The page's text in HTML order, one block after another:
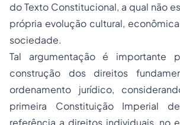
do Texto Constitucional, a qual não
própria evolução cultural,
sociedade.
Tal argumentação é importante
construção dos direitos
ordenamento jurídico,
primeira Constituição Imperial
referência a direitos individuais, no